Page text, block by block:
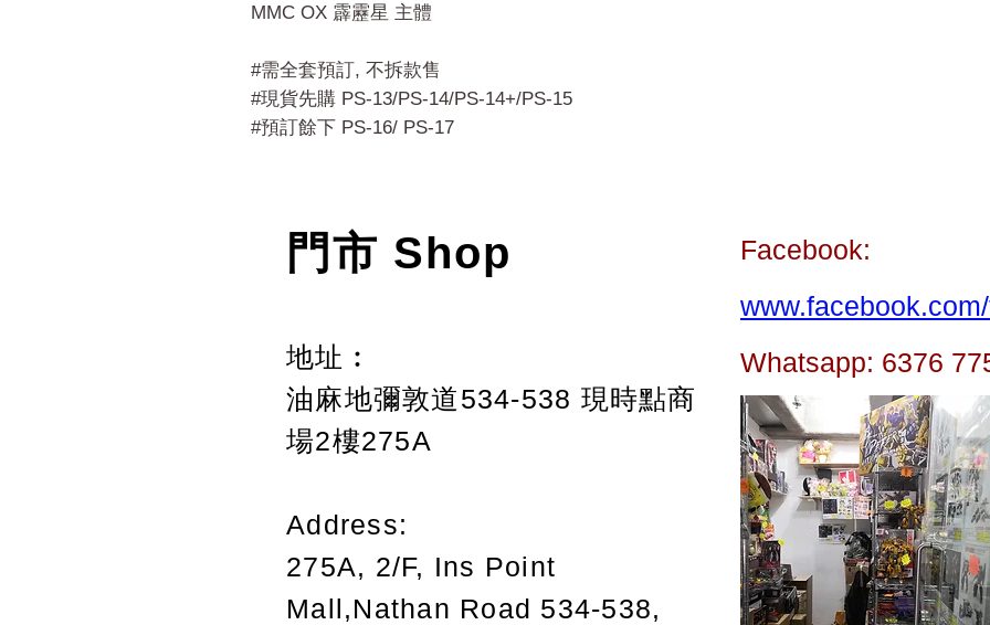
MMC OX 霹靂星 主體
#需全套預訂, 不拆款售
#現貨先購 PS-13/PS-14/PS-14+/PS-15
#預訂餘下 PS-16/ PS-17
門市 Shop
地址︰
油麻地彌敦道534-538 現時點商
場2樓275A
Address:
275A, 2/F, Ins Point
Mall,Nathan Road 534-538,
Facebook:
Whatsapp: 6376